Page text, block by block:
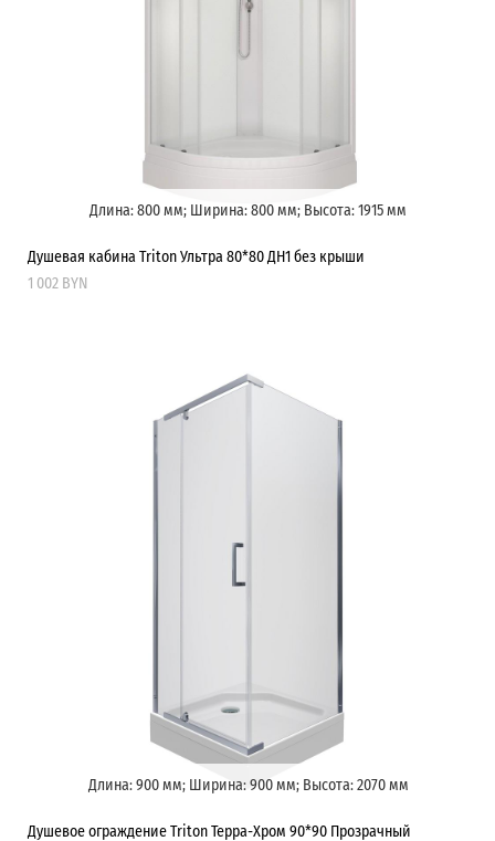
Длина: 800 мм; Ширина: 800 мм; Высота: 1915 мм
Душевая кабина Triton Ультра 80*80 ДН1 без крыши
1 002 BYN
Длина: 900 мм; Ширина: 900 мм; Высота: 2070 мм
Душевое ограждение Triton Терра-Хром 90*90 Прозрачный